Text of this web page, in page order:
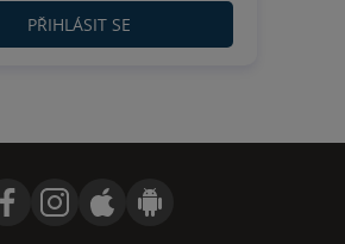
PŘIHLÁSIT SE